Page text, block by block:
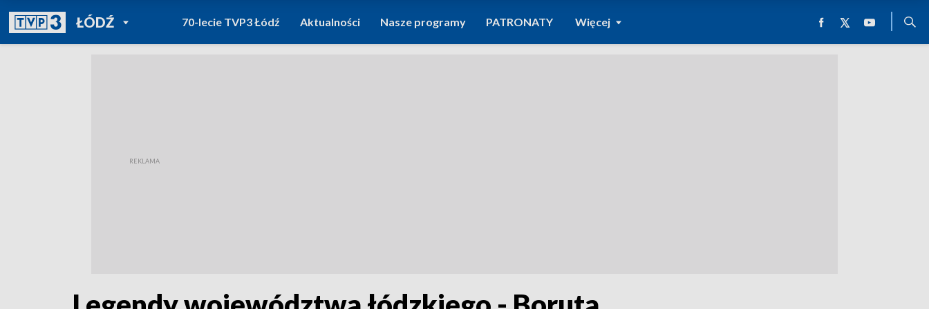
ŁÓDŹPOWRÓT DO
TVP REGIONY
70-lecie TVP3 Łódź Aktualności Nasze programy PATRONATY Więcej